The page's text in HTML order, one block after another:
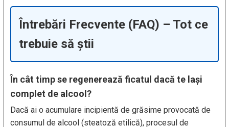
Întrebări Frecvente (FAQ) – Tot ce
trebuie să știi
În cât timp se regenerează ficatul dacă te lași
complet de alcool?
Dacă ai o acumulare incipientă de grăsime provocată de
consumul de alcool (steatoză etilică), procesul de